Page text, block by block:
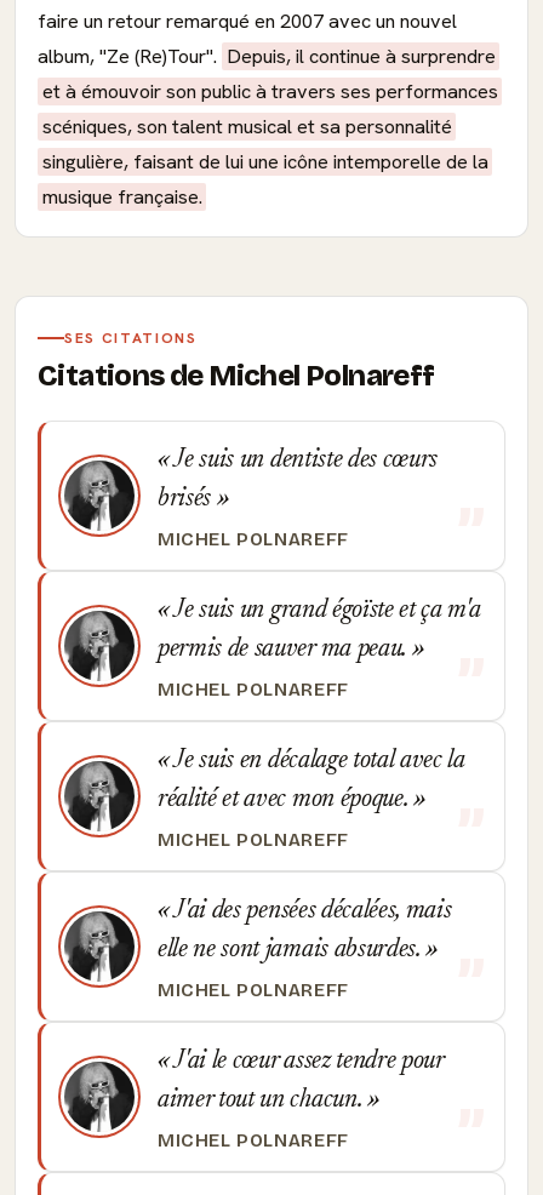
faire un retour remarqué en 2007 avec un nouvel
album, "Ze (Re)Tour". Depuis, il continue à surprendre
et à émouvoir son public à travers ses performances
scéniques, son talent musical et sa personnalité
singulière, faisant de lui une icône intemporelle de la
musique française.
SES CITATIONS
Citations de Michel Polnareff
Je suis un dentiste des cœurs
brisés
MICHEL POLNAREFF
Je suis un grand égoïste et ça m'a
permis de sauver ma peau.
MICHEL POLNAREFF
Je suis en décalage total avec la
réalité et avec mon époque.
MICHEL POLNAREFF
J'ai des pensées décalées, mais
elle ne sont jamais absurdes.
MICHEL POLNAREFF
J'ai le cœur assez tendre pour
aimer tout un chacun.
MICHEL POLNAREFF